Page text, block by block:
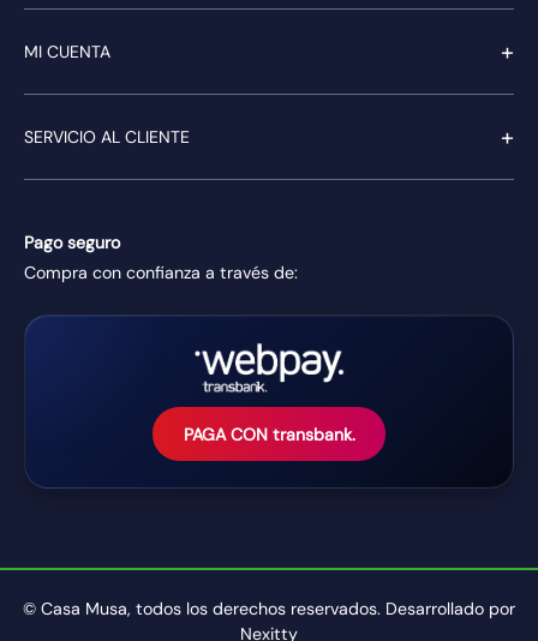
MI CUENTA +
SERVICIO AL CLIENTE +
Pago seguro
Compra con confianza a través de:
PAGA CON transbank.
© Casa Musa, todos los derechos reservados. Desarrollado por
Nexitty